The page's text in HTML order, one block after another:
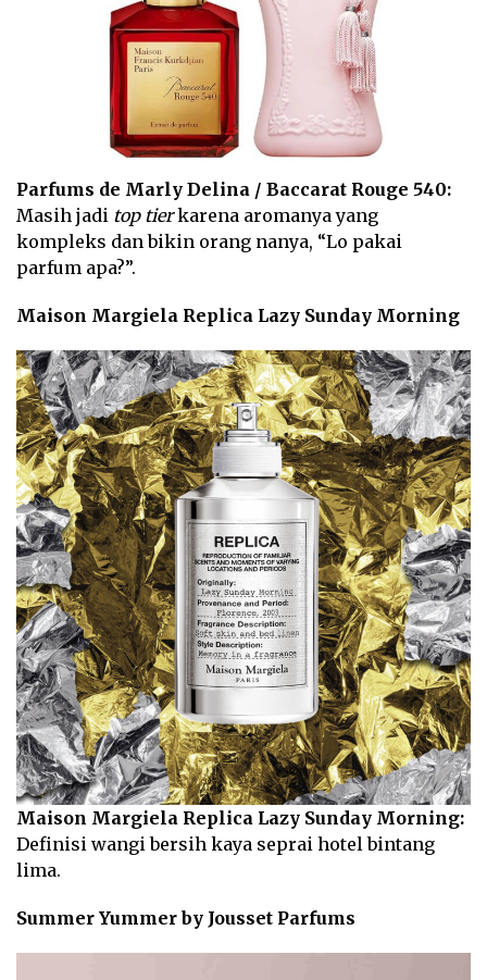
Parfums de Marly Delina / Baccarat Rouge 540:
Masih jadi top tierkarena aromanya yang
kompleks dan bikin orang nanya, “Lo pakai
parfum apa?”.
Maison Margiela Replica Lazy Sunday Morning
Maison Margiela Replica Lazy Sunday Morning:
Definisi wangi bersih kaya seprai hotel bintang
lima.
Summer Yummer by Jousset Parfums